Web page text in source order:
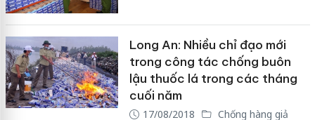
Long An: Nhiều chỉ đạo mới
trong công tác chống buôn
lậu thuốc lá trong các tháng
cuối năm
17/08/2018 Chống hàng giả